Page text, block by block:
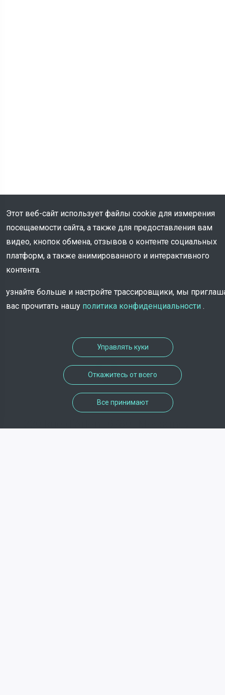
Информация
адрес
Этот веб-сайт использует файлы cookie для измерения
посещаемости сайта, а также для предоставления вам
видео, кнопок обмена, отзывов о контенте социальных
платформ, а также анимированного и интерактивного
контента.
узнайте больше и настройте трассировщики, мы
вас прочитать нашу политика конфиденциальности .
Управлять куки
Откажитесь от всего
Все принимают